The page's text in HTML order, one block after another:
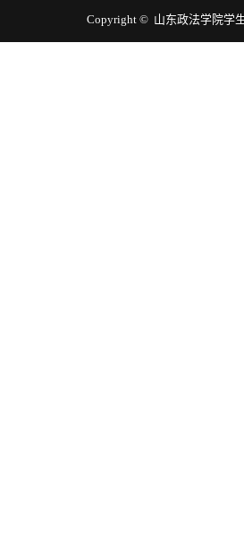
Copyright © 山东政法学院学